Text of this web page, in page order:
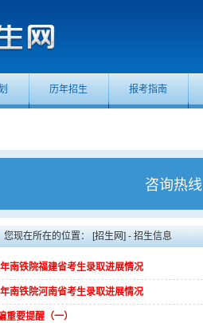
历年招生 报考指南
咨询热线
您现在所在的位置： [招生网] - 招生信息
南铁院福建省考生录取进展情况
南铁院河南省考生录取进展情况
重要提醒（一）